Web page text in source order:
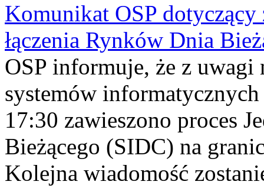
Komunikat OSP dotyczący
łączenia Rynków Dnia
OSP informuje, że z uwagi
systemów
17:30 zawieszono proces
Bieżącego (SIDC) na
Kolejna wiadomość